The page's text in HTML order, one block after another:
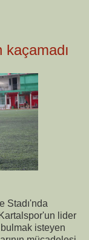
kaçamadı
Stadı'nda
lider
isteyen